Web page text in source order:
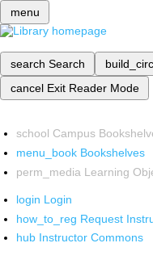
menu
search Search
cancel Exit Reader Mode
school Campus
menu_book Bookshelves
perm_media Learning
login Login
how_to_reg Request
hub Instructor Commons